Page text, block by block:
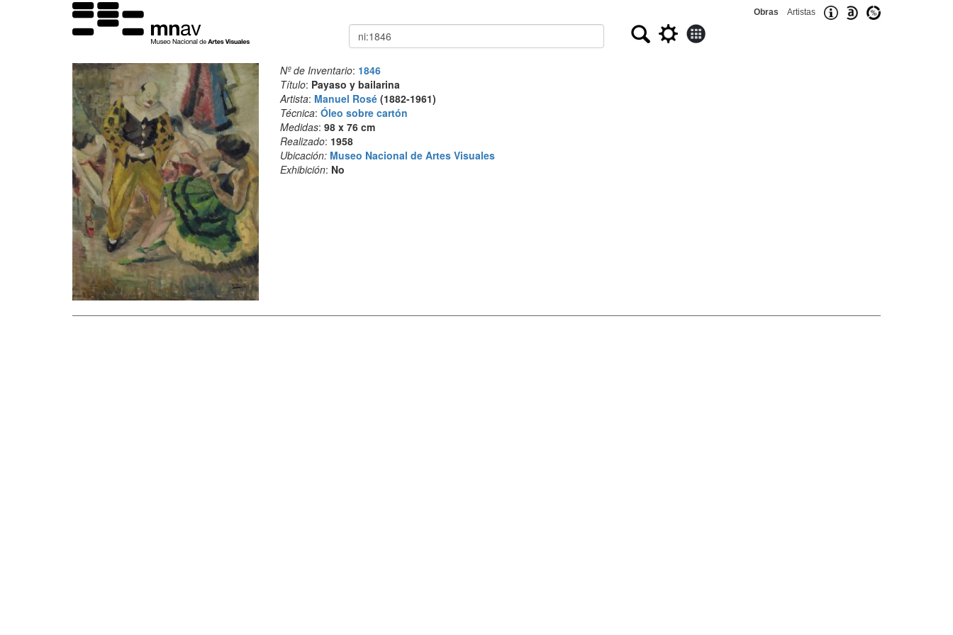
Obras Artistas
Buscar
Nº de Inventario: 1846
Título: Payaso y bailarina
Artista: Manuel Rosé(1882-1961)
Técnica: Óleo sobre cartón
Medidas: 98 x 76 cm
Realizado: 1958
Ubicación: Museo Nacional de Artes Visuales
Exhibición: No